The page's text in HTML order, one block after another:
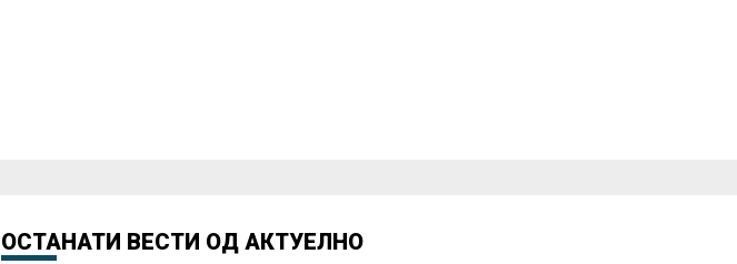
ОСТАНАТИ ВЕСТИ ОД АКТУЕЛНО